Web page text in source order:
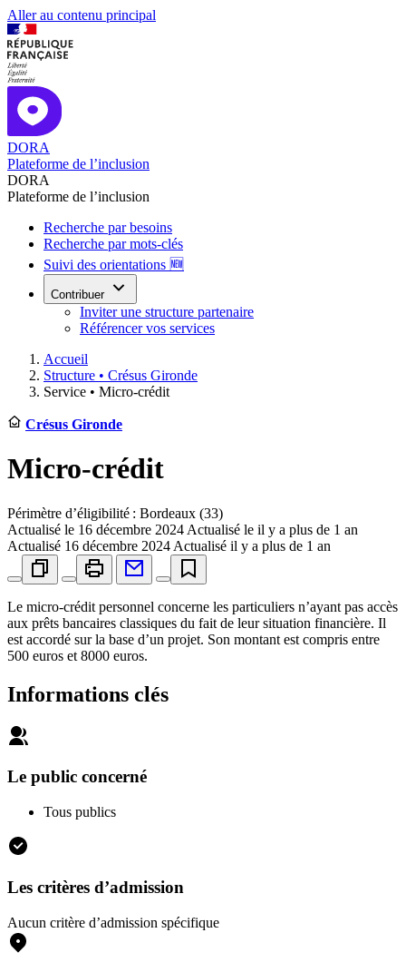
Aller au contenu principal
DORA
Plateforme de l’inclusion
DORA
Plateforme de l’inclusion
Recherche par besoins
Recherche par mots-clés
Suivi des orientations 🆕
Contribuer
Inviter une structure partenaire
Référencer vos services
Accueil
Structure • Crésus Gironde
Service • Micro-crédit
Crésus Gironde
Micro-crédit
Périmètre d’éligibilité : Bordeaux (33)
Actualisé le 16 décembre 2024 Actualisé le il y a plus de 1 an
Actualisé 16 décembre 2024 Actualisé il y a plus de 1 an
Le micro-crédit personnel concerne les particuliers n’ayant pas accès
aux prêts bancaires classiques du fait de leur situation financière. Il
est accordé sur la base d’un projet. Son montant est compris entre
500 euros et 8000 euros.
Informations clés
Le public concerné
Tous publics
Les critères d’admission
Aucun critère d’admission spécifique